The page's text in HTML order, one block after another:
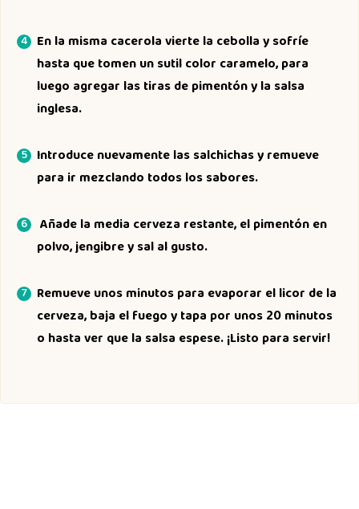
En la misma cacerola vierte la cebolla y sofríe
hasta que tomen un sutil color caramelo, para
luego agregar las tiras de pimentón y la salsa
inglesa.
Introduce nuevamente las salchichas y remueve
para ir mezclando todos los sabores.
Añade la media cerveza restante, el pimentón en
polvo, jengibre y sal al gusto.
Remueve unos minutos para evaporar el licor de la
cerveza, baja el fuego y tapa por unos 20 minutos
o hasta ver que la salsa espese. ¡Listo para servir!